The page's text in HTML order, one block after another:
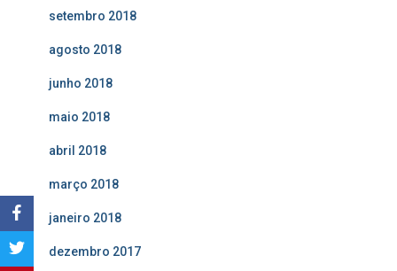
setembro 2018
agosto 2018
junho 2018
maio 2018
abril 2018
março 2018
janeiro 2018
dezembro 2017